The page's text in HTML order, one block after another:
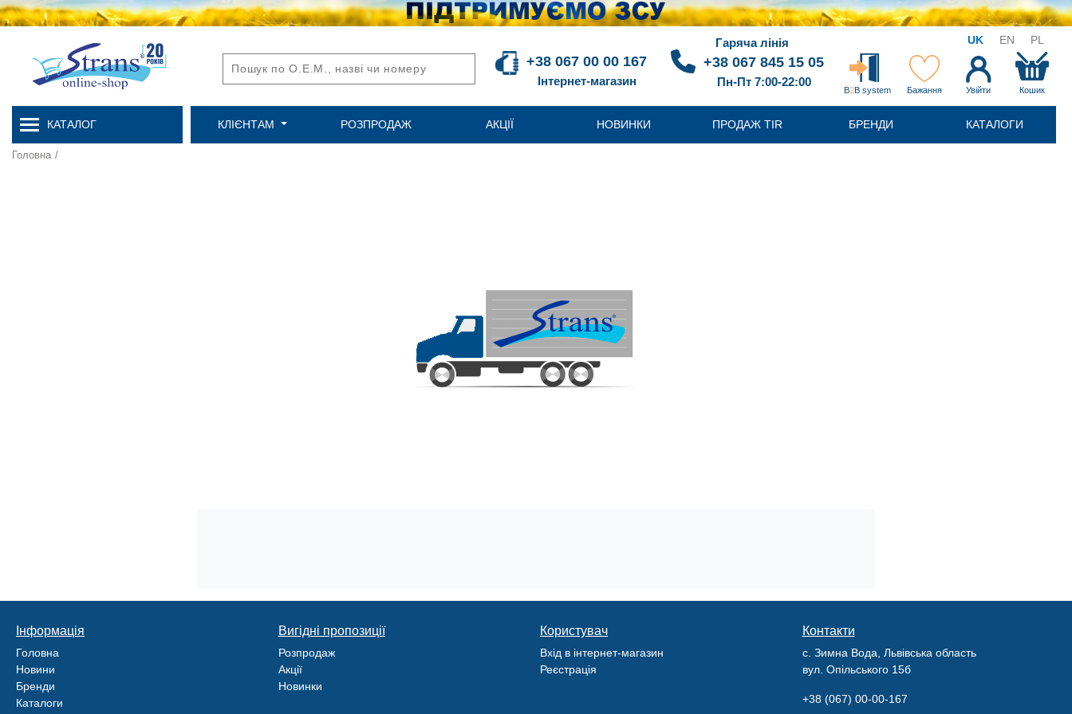
UK EN PL
+38 067 00 00 167
Інтернет-магазин
Гаряча лінія
+38 067 845 15 05
Пн-Пт 7:00-22:00
B2B system Бажання Увійти Кошик
КАТАЛОГ КЛІЄНТАМ РОЗПРОДАЖ АКЦІЇ НОВИНКИ ПРОДАЖ TIR БРЕНДИ КАТАЛОГИ
Головна /
Інформація
Головна
Новини
Бренди
Каталоги
Вигідні пропозиції
Розпродаж
Акції
Новинки
Користувач
Вхід в інтернет-магазин
Реєстрація
Контакти
с. Зимна Вода, Львівська область
вул. Опільського 15б
+38 (067) 00-00-167